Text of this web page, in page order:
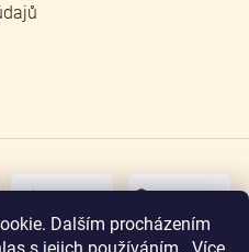
Dalším procházením